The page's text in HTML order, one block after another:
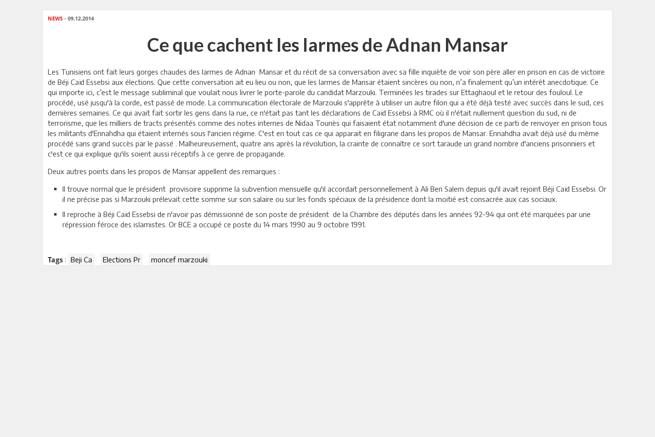
NEWS - 09.12.2014
Ce que cachent les larmes de Adnan Mansar
Les Tunisiens ont fait leurs gorges chaudes des larmes de Adnan Mansar et du récit de sa conversation avec sa fille inquiète de voir son père aller en prison en cas de victoire
de Béji Caïd Essebsi aux élections. Que cette conversation ait eu lieu ou non, que les larmes de Mansar étaient sincères ou non, n’a finalement qu’un intérêt anecdotique. Ce
qui importe ici, c’est le message subliminal que voulait nous livrer le porte-parole du candidat Marzouki. Terminées les tirades sur Ettaghaoul et le retour des fouloul. Le
procédé, usé jusqu'à la corde, est passé de mode. La communication électorale de Marzouki s'apprête à utiliser un autre filon qui a été déjà testé avec succès dans le sud, ces
dernières semaines. Ce qui avait fait sortir les gens dans la rue, ce n'était pas tant les déclarations de Caïd Essebsi à RMC où il n'était nullement question du sud, ni de
terrorisme, que les milliers de tracts présentés comme des notes internes de Nidaa Tounès qui faisaient état notamment d'une décision de ce parti de renvoyer en prison tous
les militants d'Ennahdha qui étaient internés sous l'ancien régime. C'est en tout cas ce qui apparait en filigrane dans les propos de Mansar. Ennahdha avait déjà usé du même
procédé sans grand succès par le passé . Malheureusement, quatre ans après la révolution, la crainte de connaître ce sort taraude un grand nombre d'anciens prisonniers et
c'est ce qui explique qu'ils soient aussi réceptifs à ce genre de propagande.
Deux autres points dans les propos de Mansar appellent des remarques :
Il trouve normal que le président provisoire supprime la subvention mensuelle qu'il accordait personnellement à Ali Ben Salem depuis qu'il avait rejoint Béji Caïd Essebsi. Or
il ne précise pas si Marzouki prélevait cette somme sur son salaire ou sur les fonds spéciaux de la présidence dont la moitié est consacrée aux cas sociaux.
Il reproche à Béji Caïd Essebsi de n'avoir pas démissionné de son poste de président de la Chambre des députés dans les années 92-94 qui ont été marquées par une
répression féroce des islamistes. Or BCE a occupé ce poste du 14 mars 1990 au 9 octobre 1991.
Tags : Beji Ca Elections Pr moncef marzouki